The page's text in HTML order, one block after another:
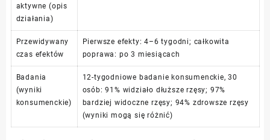
aktywne (opis
działania)
Przewidywany
czas efektów
Pierwsze efekty: 4–6 tygodni; całkowita
poprawa: po 3 miesiącach
Badania
(wyniki
konsumenckie)
12-tygodniowe badanie konsumenckie, 30
osób: 91% widziało dłuższe rzęsy; 97%
bardziej widoczne rzęsy; 94% zdrowsze rzęsy
(wyniki mogą się różnić)